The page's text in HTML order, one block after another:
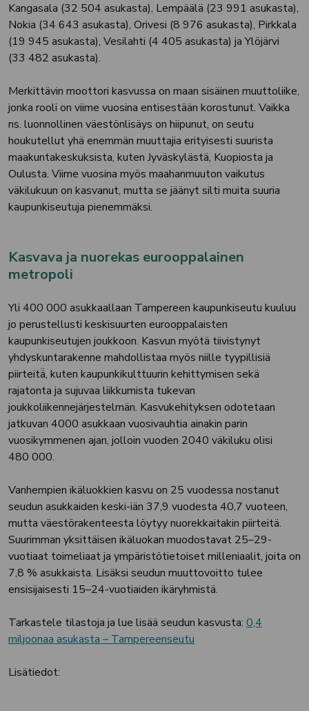
Kangasala (32 504 asukasta), Lempäälä (23 991 asukasta),
Nokia (34 643 asukasta), Orivesi (8 976 asukasta), Pirkkala
(19 945 asukasta), Vesilahti (4 405 asukasta) ja Ylöjärvi
(33 482 asukasta).
Merkittävin moottori kasvussa on maan sisäinen muuttoliike,
jonka rooli on viime vuosina entisestään korostunut. Vaikka
ns. luonnollinen väestönlisäys on hiipunut, on seutu
houkutellut yhä enemmän muuttajia erityisesti suurista
maakuntakeskuksista, kuten Jyväskylästä, Kuopiosta ja
Oulusta. Viime vuosina myös maahanmuuton vaikutus
väkilukuun on kasvanut, mutta se jäänyt silti muita suuria
kaupunkiseutuja pienemmäksi.
Kasvava ja nuorekas eurooppalainen
metropoli
Yli 400 000 asukkaallaan Tampereen kaupunkiseutu kuuluu
jo perustellusti keskisuurten eurooppalaisten
kaupunkiseutujen joukkoon. Kasvun myötä tiivistynyt
yhdyskuntarakenne mahdollistaa myös niille tyypillisiä
piirteitä̈, kuten kaupunkikulttuurin kehittymisen sekä
rajatonta ja sujuvaa liikkumista tukevan
joukkoliikennejärjestelmän. Kasvukehityksen odotetaan
jatkuvan 4000 asukkaan vuosivauhtia ainakin parin
vuosikymmenen ajan, jolloin vuoden 2040 väkiluku olisi
480 000.
Vanhempien ikäluokkien kasvu on 25 vuodessa nostanut
seudun asukkaiden keski-iän 37,9 vuodesta 40,7 vuoteen,
mutta väestörakenteesta löytyy nuorekkaitakin piirteitä.
Suurimman yksittäisen ikäluokan muodostavat 25–29-
vuotiaat toimeliaat ja ympäristötietoiset milleniaalit, joita on
7,8 % asukkaista. Lisäksi seudun muuttovoitto tulee
ensisijaisesti 15–24-vuotiaiden ikäryhmistä.
Tarkastele tilastoja ja lue lisää seudun kasvusta: 0,4
miljoonaa asukasta – Tampereenseutu
Lisätiedot: